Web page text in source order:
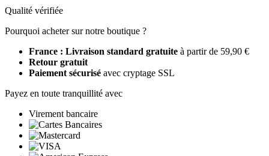
Qualité vérifiée
Pourquoi acheter sur notre boutique ?
France : Livraison standard gratuite à partir de 59,90 €
Retour gratuit
Paiement sécurisé avec cryptage SSL
Payez en toute tranquillité avec
Virement bancaire